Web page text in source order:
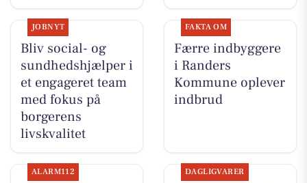
JOBNYT
Bliv social- og
sundhedshjælper i
et engageret team
med fokus på
borgerens
livskvalitet
FAKTA OM
Færre indbyggere
i Randers
Kommune oplever
indbrud
ALARM112 DAGLIGVARER